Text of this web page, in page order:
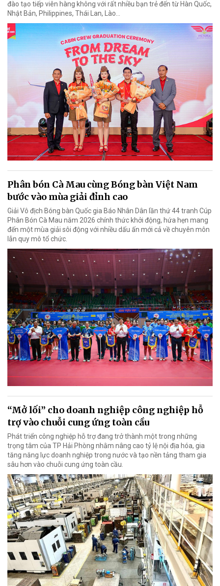
đào tạo tiếp viên hàng không với rất nhiều bạn trẻ đến từ Hàn Quốc,
Nhật Bản, Philippines, Thái Lan, Lào…
Phân bón Cà Mau cùng Bóng bàn Việt Nam
bước vào mùa giải đỉnh cao
Giải Vô địch Bóng bàn Quốc gia Báo Nhân Dân lần thứ 44 tranh Cúp
Phân Bón Cà Mau năm 2026 chính thức khởi động, hứa hẹn mang
đến một mùa giải sôi động với nhiều dấu ấn mới cả về chuyên môn
lẫn quy mô tổ chức.
“Mở lối” cho doanh nghiệp công nghiệp hỗ
trợ vào chuỗi cung ứng toàn cầu
Phát triển công nghiệp hỗ trợ đang trở thành một trong những
trọng tâm của TP Hải Phòng nhằm nâng cao tỷ lệ nội địa hóa, gia
tăng năng lực doanh nghiệp trong nước và tạo nền tảng tham gia
sâu hơn vào chuỗi cung ứng toàn cầu.